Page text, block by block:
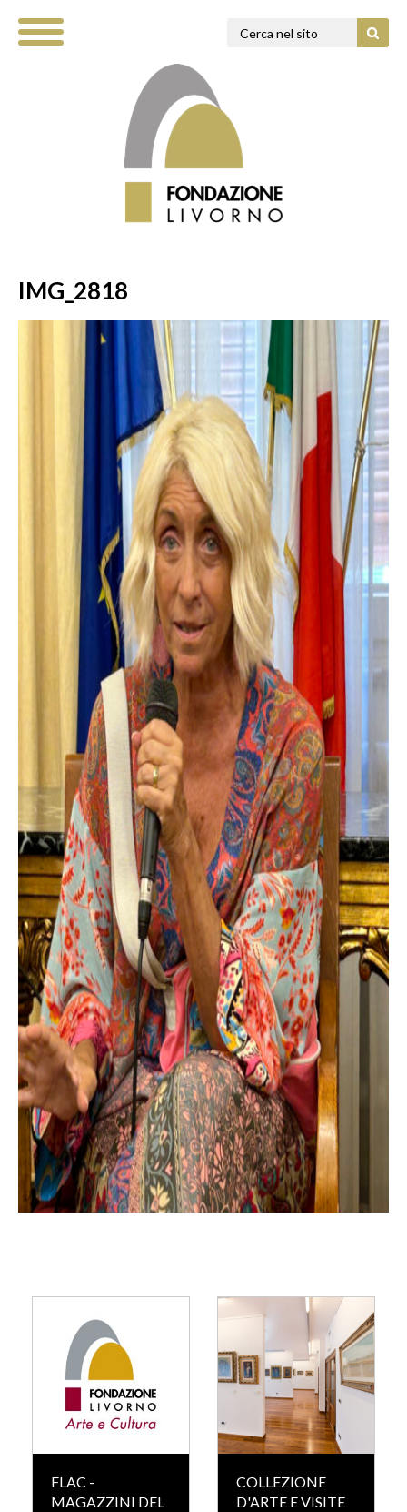
IMG_2818
FLAC -
MAGAZZINI DEL
COLLEZIONE
D'ARTE E VISITE